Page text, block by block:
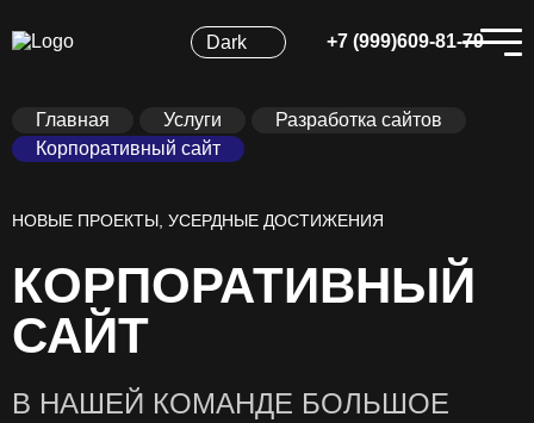
Dark +7 (999)609-81-79
Главная Услуги
Разработка сайтов
Корпоративный сайт
НОВЫЕ ПРОЕКТЫ, УСЕРДНЫЕ ДОСТИЖЕНИЯ
КОРПОРАТИВНЫЙ
САЙТ
В НАШЕЙ КОМАНДЕ БОЛЬШОЕ